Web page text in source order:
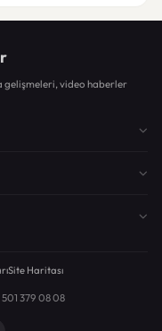
gelişmeleri, video haberler
Site Haritası
379 08 08